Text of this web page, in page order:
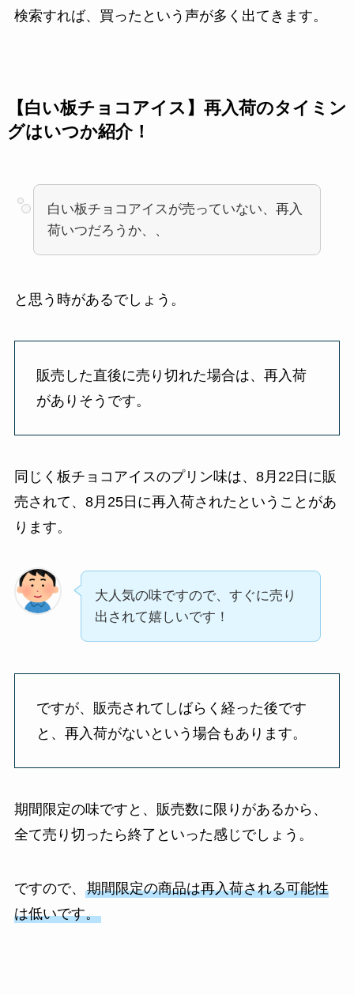
検索すれば、買ったという声が多く出てきます。
【白い板チョコアイス】再入荷のタイミン
グはいつか紹介！
白い板チョコアイスが売っていない、再入
荷いつだろうか、、
と思う時があるでしょう。
販売した直後に売り切れた場合は、再入荷
がありそうです。
同じく板チョコアイスのプリン味は、8月22日に販
売されて、8月25日に再入荷されたということがあ
ります。
大人気の味ですので、すぐに売り
出されて嬉しいです！
ですが、販売されてしばらく経った後です
と、再入荷がないという場合もあります。
期間限定の味ですと、販売数に限りがあるから、
全て売り切ったら終了といった感じでしょう。
ですので、 期間限定の商品は再入荷される可能性
は低いです。